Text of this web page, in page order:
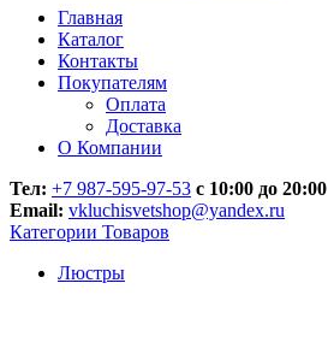
Главная
Каталог
Контакты
Покупателям
Оплата
Доставка
О Компании
Тел: +7 987-595-97-53 с 10:00 до 20:00
Email: vkluchisvetshop@yandex.ru
Категории Товаров
Люстры